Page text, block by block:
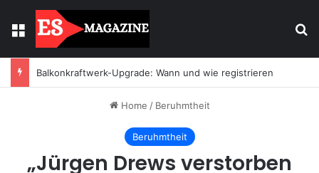
Menu
Balkonkraftwerk-Upgrade: Wann und wie registrieren
Home / Beruhmtheit
Beruhmtheit
„Jürgen Drews verstorben